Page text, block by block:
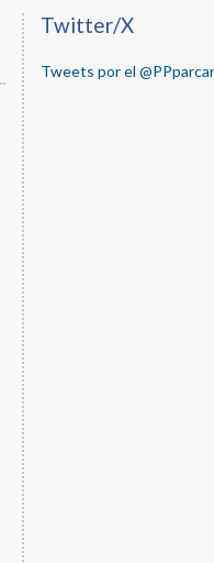
Primary
Twitter/X
Tweets por el